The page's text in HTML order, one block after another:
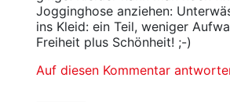
Jogginghose anziehen:
ins Kleid: ein Teil, weniger
Freiheit plus Schönheit! ;-)
Auf diesen Kommentar